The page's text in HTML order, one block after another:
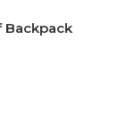
Backpack